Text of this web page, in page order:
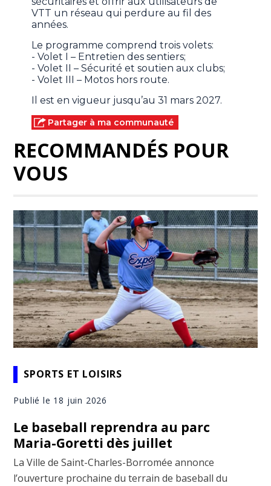
VTT un réseau qui perdure au fil des
années.
Le programme comprend trois volets:
- Volet I – Entretien des sentiers;
- Volet II – Sécurité et soutien aux clubs;
- Volet III – Motos hors route.
Il est en vigueur jusqu’au 31 mars 2027.
Partager à ma communauté
RECOMMANDÉS POUR
VOUS
SPORTS ET LOISIRS
Publié le 18 juin 2026
Le baseball reprendra au parc
Maria-Goretti dès juillet
La Ville de Saint-Charles-Borromée annonce
l’ouverture prochaine du terrain de baseball du